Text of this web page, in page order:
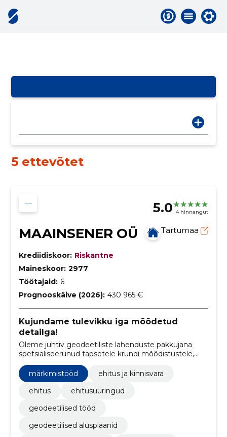
5 ettevõtet
5.0 4 hinnangut
MAAINSENER OÜ Tartumaa
Krediidiskoor: Riskantne
Maineskoor: 2977
Töötajaid: 6
Prognooskäive (2026): 430 965 €
Kujundame tulevikku iga mõõdetud
detailga!
Oleme juhtiv geodeetiliste lahenduste pakkujana
spetsialiseerunud täpsetele krundi mõõdistustele,
geodeetiliste alusplaanide koostamisele,
ehitusteostuste mõõdistamisele ja märkimistöödele
märkimistööd
ehitus ja kinnisvara
ehitus
ehitusuuringud
geodeetilised tööd
geodeetilised alusplaanid